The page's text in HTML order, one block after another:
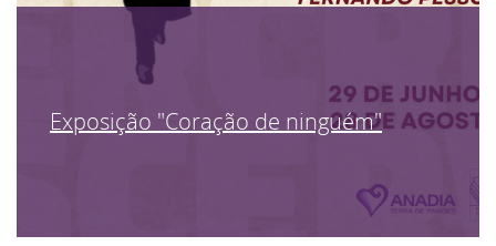
Exposição "Coração de ninguém"